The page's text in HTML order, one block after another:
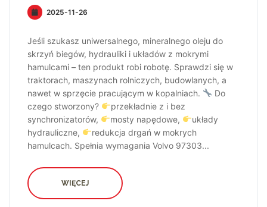
2025-11-26
Jeśli szukasz uniwersalnego, mineralnego oleju do
skrzyń biegów, hydrauliki i układów z mokrymi
hamulcami – ten produkt robi robotę. Sprawdzi się w
traktorach, maszynach rolniczych, budowlanych, a
nawet w sprzęcie pracującym w kopalniach.
Do
czego stworzony?
przekładnie z i bez
synchronizatorów,
mosty napędowe,
układy
hydrauliczne,
redukcja drgań w mokrych
hamulcach. Spełnia wymagania Volvo 97303...
WIĘCEJ